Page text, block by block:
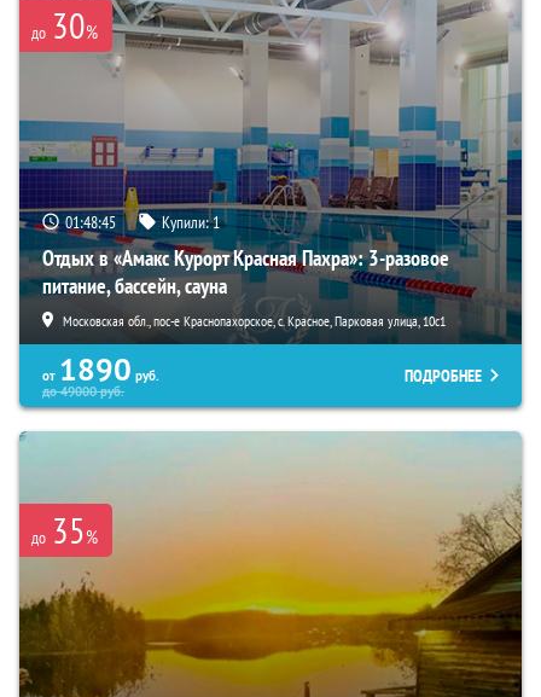
до 30%
01:48:44 Купили:1
Отдых в «Амакс Курорт ‎Красная Пахра»: 3-разовое
питание, бассейн, сауна
Московская обл., пос-е Краснопахорское, с. Красное, Парковая улица, 10с1
от 1890 руб.
до49000руб.
ПОДРОБНЕЕ
до 35%